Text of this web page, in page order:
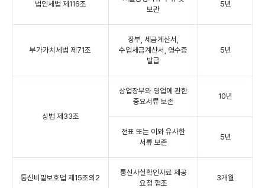
법인세법 제116조
보관
5년
부가가치세법 제71조
장부, 세금계산서,
수입세금계산서, 영수증
발급
5년
상법 제33조
상업장부와 영업에 관한
중요서류 보존
10년
전표 또는 이와 유사한
서류 보존
5년
통신비밀보호법 제15조의2
통신사실확인자료 제공
요청 협조
3개월